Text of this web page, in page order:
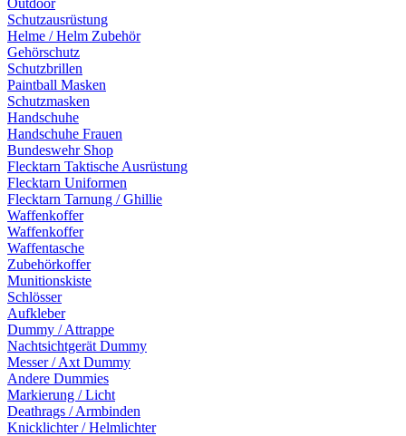
Outdoor
Schutzausrüstung
Helme / Helm Zubehör
Gehörschutz
Schutzbrillen
Paintball Masken
Schutzmasken
Handschuhe
Handschuhe Frauen
Bundeswehr Shop
Flecktarn Taktische Ausrüstung
Flecktarn Uniformen
Flecktarn Tarnung / Ghillie
Waffenkoffer
Waffenkoffer
Waffentasche
Zubehörkoffer
Munitionskiste
Schlösser
Aufkleber
Dummy / Attrappe
Nachtsichtgerät Dummy
Messer / Axt Dummy
Andere Dummies
Markierung / Licht
Deathrags / Armbinden
Knicklichter / Helmlichter